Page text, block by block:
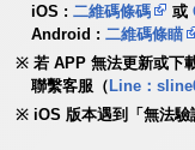
iOS :二維碼條碼 或
Android :二維碼條瞄
若 APP 無法更新或下
聯繫客服（ Line：
iOS 版本遇到「無法驗